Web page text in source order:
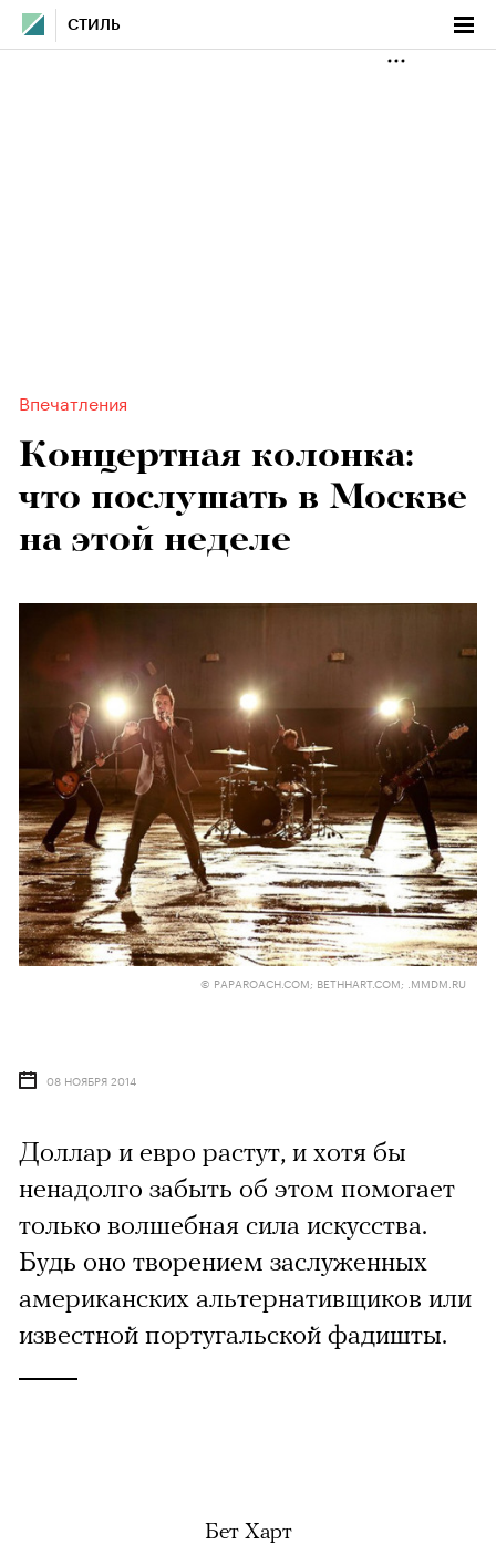
СТИЛЬ
Впечатления
Концертная колонка:
что послушать в Москве
на этой неделе
© PAPAROACH.COM; BETHHART.COM; .MMDM.RU
08 НОЯБРЯ 2014
Доллар и евро растут, и хотя бы
ненадолго забыть об этом помогает
только волшебная сила искусства.
Будь оно творением заслуженных
американских альтернативщиков или
известной португальской фадишты.
Бет Харт